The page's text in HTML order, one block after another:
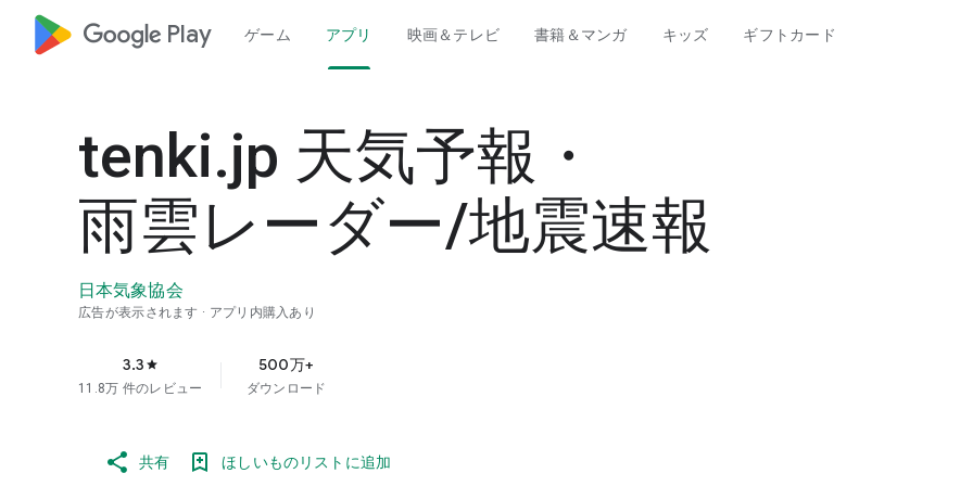
google_logo Play ゲーム アプリ 映画＆テレビ 書籍＆マンガ キッズ ギフトカード
tenki.jp 天気予報・
雨雲レーダー/地震速報
日本気象協会
広告が表示されます アプリ内購入あり
3.3 star
11.8万 件のレビュー
500万+
ダウンロード
共有 ほしいものリストに追加